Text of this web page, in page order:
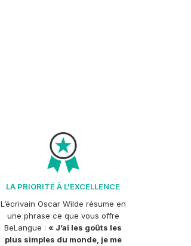
LA PRIORITÉ À L'EXCELLENCE
L’écrivain Oscar Wilde résume en
une phrase ce que vous offre
BeLangue :« J’ai les goûts les
plus simples du monde, je me